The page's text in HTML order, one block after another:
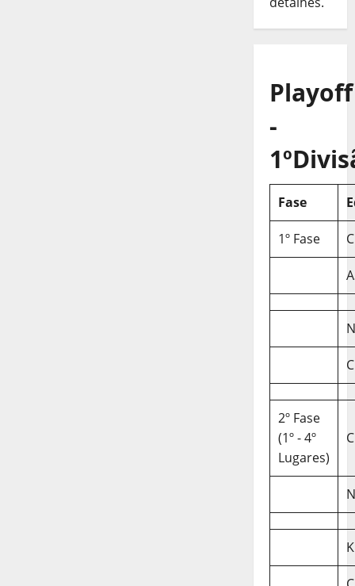
Playoff
-
Fase
1º Fase
2º Fase
(1º - 4º
Lugares)